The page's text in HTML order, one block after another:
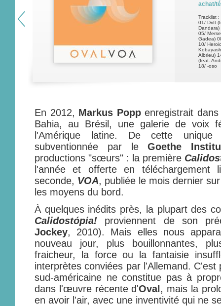
achat/
Tracklist :
01/ Drift
Dandara)
05/
Gadea)
10/
Albrieu)
(feat.
18/ -oso
En 2012, Markus Poppenregistrait dans
Bahia, au Brésil, une galerie de voix
l'Amérique latine. De cette
subventionnée par leGoethe
productions "sœurs" : la première
l'année et offerte en
seconde, VOA, publiée le mois dernier
les moyens du bord.
À quelques inédits près, la plupart des
Calidostópia! proviennent de son
Jockey, 2010). Mais elles nous
nouveau jour, plus bouillonnantes,
fraicheur, la force ou la fantaisie
interprètes conviées par l'Allemand.
sud-américaine ne constitue pas à
dans l'œuvre récente d'Oval , mais la
en avoir l'air, avec une inventivité qui ne